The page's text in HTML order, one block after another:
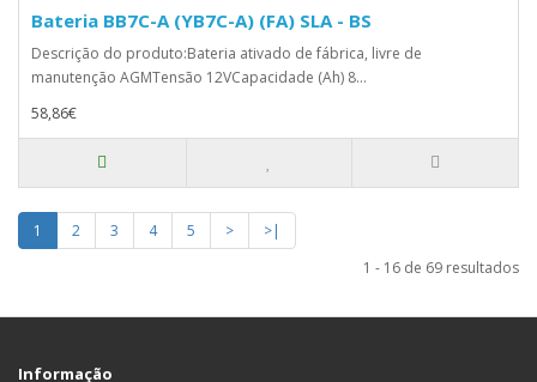
Bateria BB7C-A (YB7C-A) (FA) SLA - BS
Descrição do produto:Bateria ativado de fábrica, livre de
manutenção AGMTensão 12VCapacidade (Ah) 8...
58,86€
1 2 3 4 5 >
>|
1 - 16 de 69 resultados
Informação